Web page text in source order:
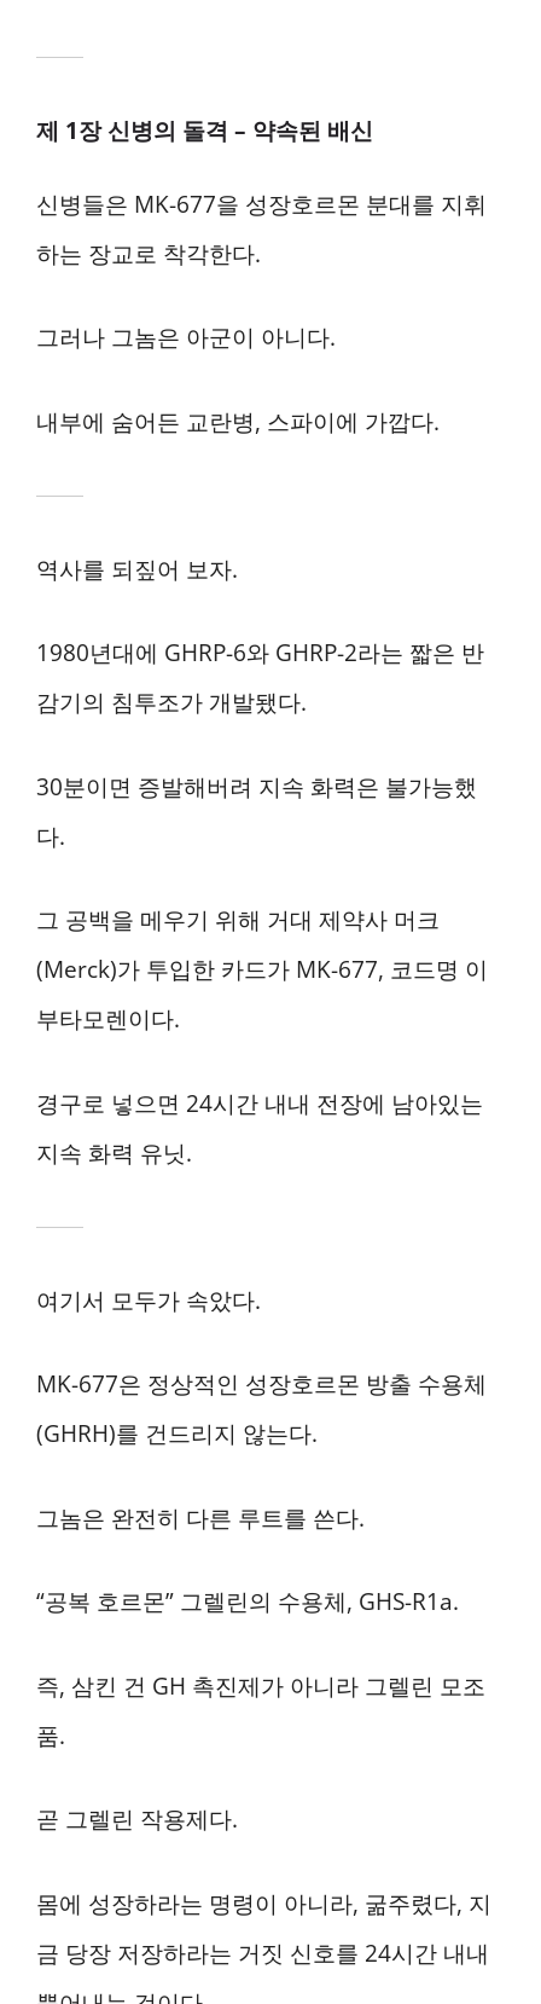
제 1장 신병의 돌격 – 약속된 배신
신병들은 MK-677을 성장호르몬 분대를 지휘
하는 장교로 착각한다.
그러나 그놈은 아군이 아니다.
내부에 숨어든 교란병, 스파이에 가깝다.
역사를 되짚어 보자.
1980년대에 GHRP-6와 GHRP-2라는 짧은 반
감기의 침투조가 개발됐다.
30분이면 증발해버려 지속 화력은 불가능했
다.
그 공백을 메우기 위해 거대 제약사 머크
(Merck)가 투입한 카드가 MK-677, 코드명 이
부타모렌이다.
경구로 넣으면 24시간 내내 전장에 남아있는
지속 화력 유닛.
여기서 모두가 속았다.
MK-677은 정상적인 성장호르몬 방출 수용체
(GHRH)를 건드리지 않는다.
그놈은 완전히 다른 루트를 쓴다.
“공복 호르몬” 그렐린의 수용체, GHS-R1a.
즉, 삼킨 건 GH 촉진제가 아니라 그렐린 모조
품.
곧 그렐린 작용제다.
몸에 성장하라는 명령이 아니라, 굶주렸다, 지
금 당장 저장하라는 거짓 신호를 24시간 내내